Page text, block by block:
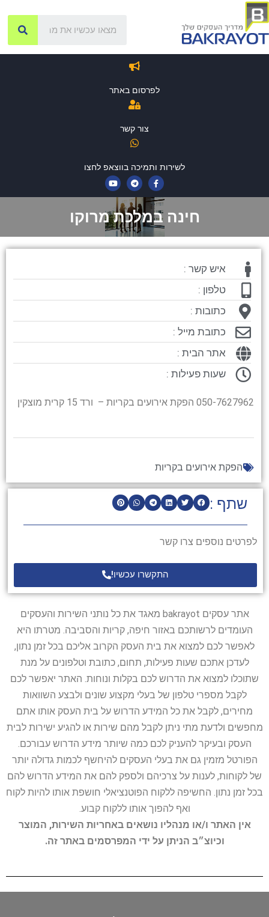
לפרסום באתר
צור קשר
לשירות ותמיכה בווצאפ לחצו
חינה במלכת מרוקו
שתף :
לפרטים נוספים צרו קשר
התקשרו עכשיו!
איש קשר :
טלפון :
כתובות :
כתובת מייל :
אתר הבית :
שעות פעילות :
050-7627962 הפקת אירועים בקריות – ורד 15 קרית מוצקין
הפקת אירועים בקריות
אתר עסקים bakrayot מאגד את כל נותני השירות והעסקים
העומדים לרשותכם באזור חיפה, קריות והסביבה. מטרתו היא
לאפשר לכם למצוא את בית העסק הקרוב אליכם בכל זמן נתון,
לעדכן אתכם שעות פעילות, תחום, כתובת וטלפונים על מנת
שתוכלו למצוא את הדרוש לכם בקלות ונוחות. האתר יאפשר לכם
לקבל מספרי טלפון של בעלי מקצוע שונים ולבצע השוואות
מחירים, לקבל את כל המידע הדרוש על בית העסק אותו אתם
מחפשים ולדעת מתי ניתן לקבל מהם שירות או להגיע ישירות לבית
העסק ובעיקר להעניק לכם כמה שיותר מידע הדרוש עבורכם.
הפורטל מזמין גם את בעלי העסקים להיחשף לכמות גדולה יותר
של לקוחות, לענות על צרכיהם ולספק להם את המידע הדרוש להם
בכל זמן נתון. החשיפה ללקוח הפוטנציאלי חושפת אותו להיות לקוח
ואף להפוך אותו ללקוח קבוע.
אין האתר ו/או מנהליו נושאים באחריות השירות, המוצר
וכיוצ״ב הניתן על ידי המפרסמים באתר זה.